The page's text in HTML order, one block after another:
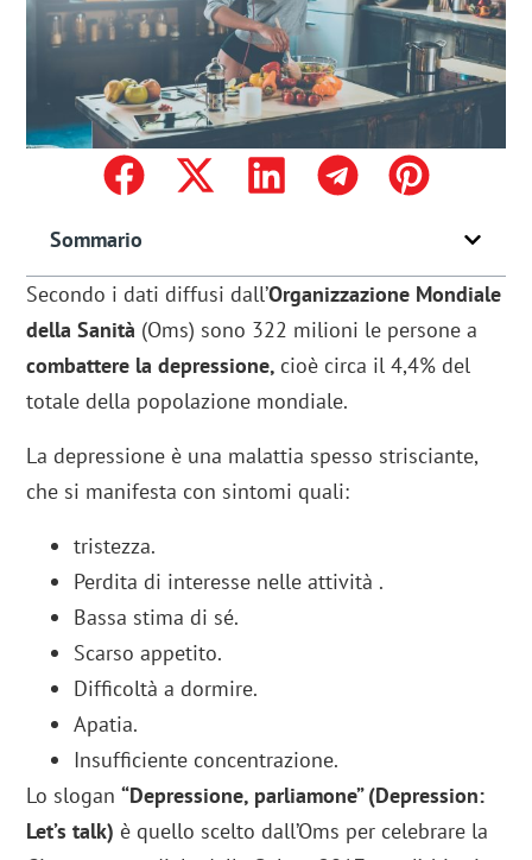
Sommario
Secondo i dati diffusi dall’Organizzazione Mondiale
della Sanità (Oms) sono 322 milioni le persone a
combattere la depressione, cioè circa il 4,4% del
totale della popolazione mondiale.
La depressione è una malattia spesso strisciante,
che si manifesta con sintomi quali:
tristezza.
Perdita di interesse nelle attività .
Bassa stima di sé.
Scarso appetito.
Difficoltà a dormire.
Apatia.
Insufficiente concentrazione.
Lo slogan“Depressione, parliamone” (Depression:
Let’s talk) è quello scelto dall’Oms per celebrare la